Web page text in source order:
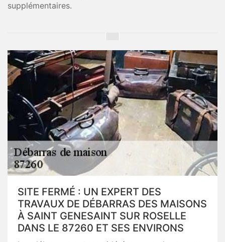
supplémentaires.
SITE FERMÉ : UN EXPERT DES
TRAVAUX DE DÉBARRAS DES MAISONS
À SAINT GENESAINT SUR ROSELLE
DANS LE 87260 ET SES ENVIRONS